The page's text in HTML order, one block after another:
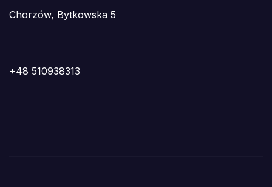
Chorzów, Bytkowska 5
+48 510938313